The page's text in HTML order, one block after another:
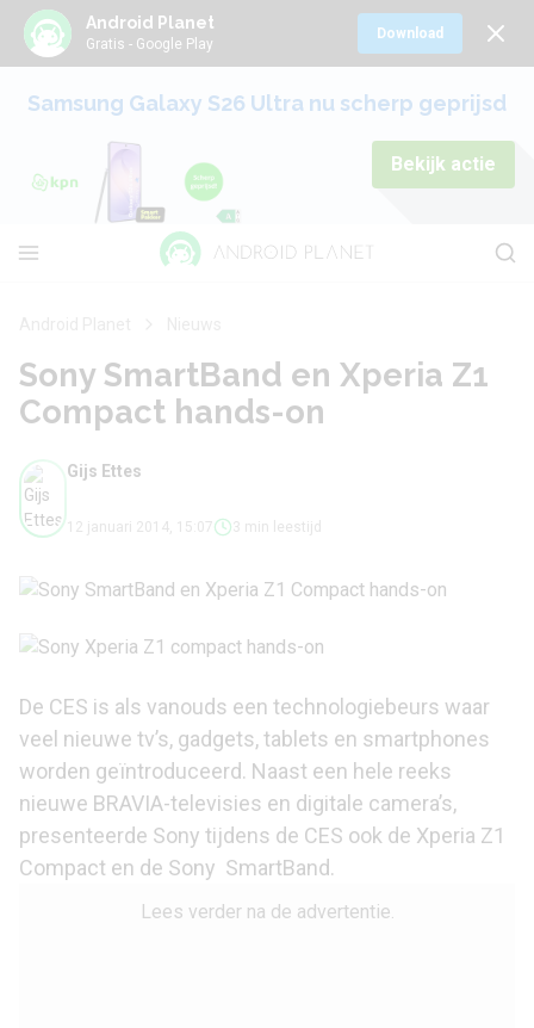
Android Planet
Gratis - Google Play
Download
Samsung Galaxy S26 Ultra nu scherp geprijsd
Bekijk actie
Sony SmartBand en Xperia Z1
Compact hands-on
Gijs Ettes
12 januari 2014, 15:07 3 min leestijd
De CES is als vanouds een technologiebeurs waar
veel nieuwe tv’s, gadgets, tablets en smartphones
worden geïntroduceerd. Naast een hele reeks
nieuwe BRAVIA-televisies en digitale camera’s,
presenteerde Sony tijdens de CES ook de Xperia Z1
Compact en de Sony SmartBand.
Lees verder na de advertentie.